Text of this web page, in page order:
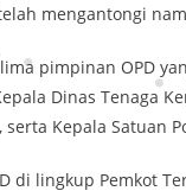
mengantongi
pimpinan OPD
Dinas Tenaga
Kepala Satuan
di lingkup Pemkot